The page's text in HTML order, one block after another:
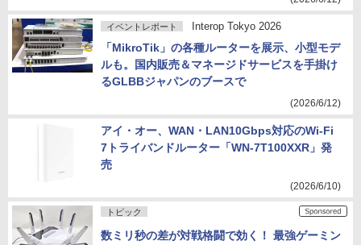
イベントレポート Interop Tokyo 2026
「MikroTik」の各種ルーターを展示、小型モデ
ルも。国内販売＆マネージドサービスを手掛け
るGLBBジャパンのブースで
(2026/6/12)
アイ・オー、WAN・LAN10Gbps対応のWi-Fi
7トライバンドルーター「WN-7T100XXR」発
売
(2026/6/10)
トピック
数ミリ秒の差が対戦格闘で効く！ 最強ゲーミン